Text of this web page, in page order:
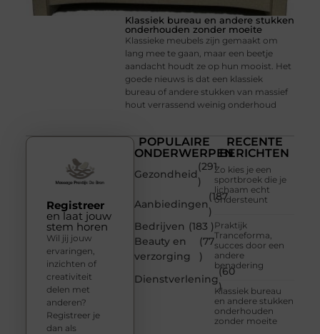
Klassiek bureau en andere stukken
onderhouden zonder moeite
Klassieke meubels zijn gemaakt om
lang mee te gaan, maar een beetje
aandacht houdt ze op hun mooist. Het
goede nieuws is dat een klassiek
bureau of andere stukken van massief
hout verrassend weinig onderhoud
POPULAIRE
ONDERWERPEN
Gezondheid
(291
)
Aanbiedingen
(187
)
Bedrijven (183 )
Beauty en
verzorging
(77
)
Dienstverlening
(60
)
RECENTE
BERICHTEN
Zo kies je een
sportbroek die je
lichaam echt
ondersteunt
Praktijk
Tranceforma,
succes door een
andere
benadering
Klassiek bureau
en andere stukken
onderhouden
zonder moeite
Registreer
en laat jouw
stem horen
Wil jij jouw
ervaringen,
inzichten of
creativiteit
delen met
anderen?
Registreer je
dan als